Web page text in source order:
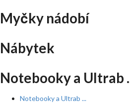
Myčky nádobí
Nábytek
Notebooky a Ultrab
Notebooky a Ultrab ...